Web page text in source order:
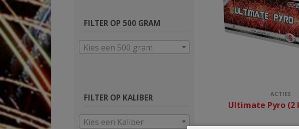
ACTIES
Ultimate Pyro
FILTER OP 500 GRAM
Kies een 500 gram
FILTER OP KALIBER
Kies een Kaliber